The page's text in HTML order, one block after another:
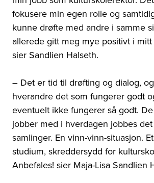
fokusere min egen rolle og
kunne drøfte med andre i samme
allerede gitt meg mye positivt i
sier Sandlien Halseth.
– Det er tid til drøfting og dialog,
hverandre det som fungerer godt
eventuelt ikke fungerer så godt.
jobber med i hverdagen jobbes
samlinger. En vinn-vinn-situasjon.
studium, skreddersydd for
Anbefales! sier Maja-Lisa Sandlien